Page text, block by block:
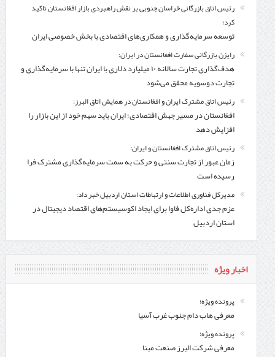
رئیس اتاق بازرگانی خراسان جنوبی بر نقش راهبردی بازار افغانستان تاکید
کرد؛
توسعه سرمایه‌گذاری و همکاری‌های اقتصادی با بخش خصوصی ایران
رایزن بازرگانی سفارت افغانستان در ایران:
هدف‌گذاری تجارت سالانه ۱۰ میلیارد دلاری با ایران تنها با سرمایه‌گذاری و
تجارت دوسویه محقق می‌شود
رئیس اتاق مشترک ایران و افغانستان در همایش اتاق البرز:
افغانستان در مسیر جهش اقتصادی؛ ایران باید سهم خود از این بازار را
افزایش دهد
رئیس اتاق مشترک افغانستان و ایران:
زمان عبور از تجارت سنتی و حرکت به سمت سرمایه‌گذاری مشترک فرا
رسیده است
مدیرکل فناوری اطلاعات و ارتباطات استان اردبیل خبر داد:
عزم جدی اداره‌کل فاوا برای ایجاد اکوسیستم‌های اقتصاد دیجیتال در
استان اردبیل
اخبار ویژه
پرونده ویژه؛
معرفی هاب دام جنوب غرب آسیا
پرونده ویژه؛
معرفی شركت البرز صنعت مبنا